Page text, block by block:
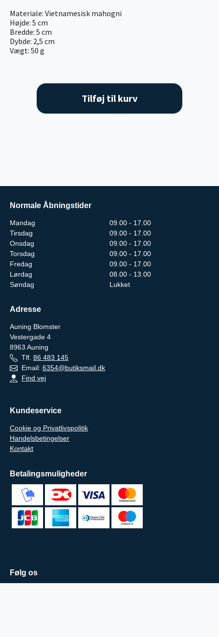
Materiale: Vietnamesisk mahogni
Højde: 5 cm
Bredde: 5 cm
Dybde: 2,5 cm
Vægt: 50 g
Tilføj til kurv
Normale Åbningstider
Mandag
09.00 - 17.00
Tirsdag
09.00 - 17.00
Onsdag
09.00 - 17.00
Torsdag
09.00 - 17.00
Fredag
09.00 - 17.00
Lørdag
08.00 - 13.00
Søndag
Lukket
Adresse
Auning Blomster
Vestergade 4
8963 Auning
Tlf. 86 483 145
Email: 6354@butiksmail.dk
Find vej
Kundeservice
Cookie og Privatlivspolitik
Handelsbetingelser
Kontakt
Betalingsmuligheder
Følg os